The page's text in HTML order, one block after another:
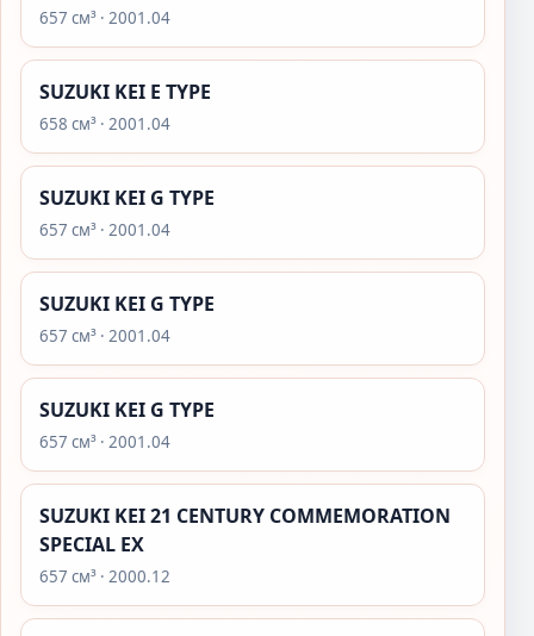
657 см³ · 2001.04
SUZUKI KEI E TYPE
658 см³ · 2001.04
SUZUKI KEI G TYPE
657 см³ · 2001.04
SUZUKI KEI G TYPE
657 см³ · 2001.04
SUZUKI KEI G TYPE
657 см³ · 2001.04
SUZUKI KEI 21 CENTURY COMMEMORATION
SPECIAL EX
657 см³ · 2000.12